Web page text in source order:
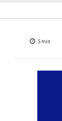
5 min